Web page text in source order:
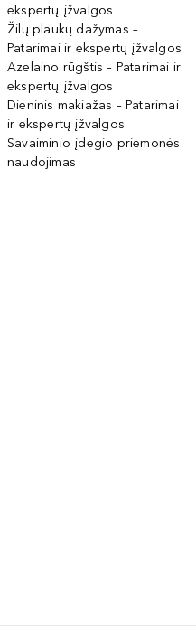
ekspertų įžvalgos
Žilų plaukų dažymas –
Patarimai ir ekspertų įžvalgos
Azelaino rūgštis – Patarimai ir
ekspertų įžvalgos
Dieninis makiažas – Patarimai
ir ekspertų įžvalgos
Savaiminio įdegio priemonės
naudojimas